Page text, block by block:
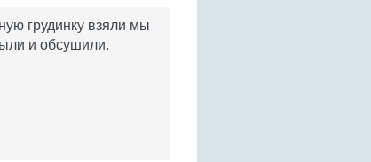
грудинку взяли мы
и обсушили.